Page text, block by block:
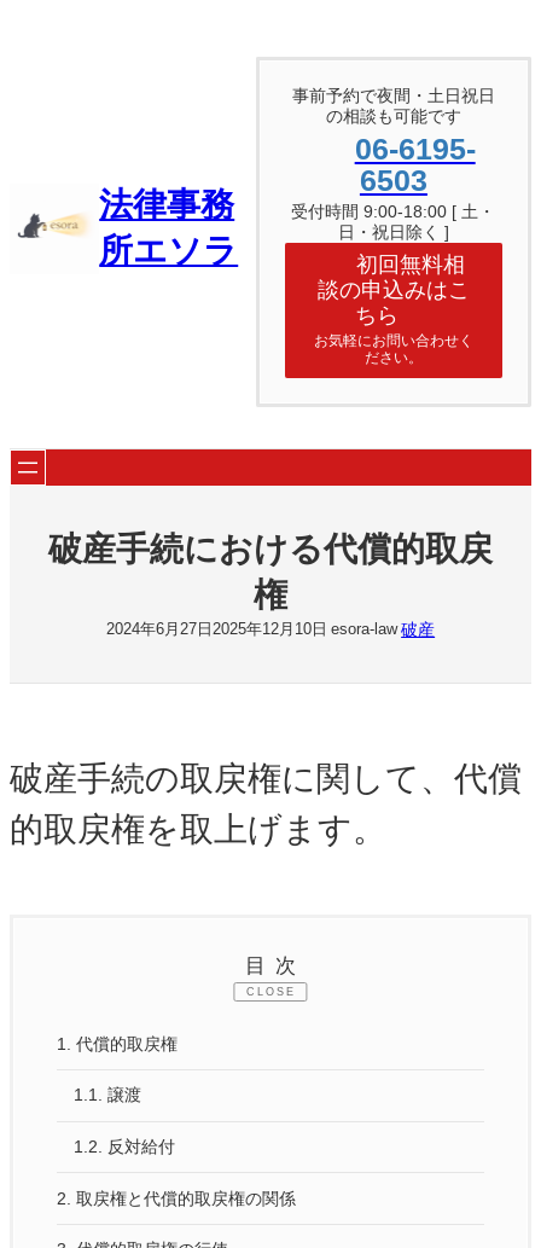
法律事務
所エソラ
事前予約で夜間・土日祝日
の相談も可能です
06-6195-
6503
受付時間 9:00-18:00 [ 土・
日・祝日除く ]
初回無料相
談の申込みはこ
ちら
お気軽にお問い合わせく
ださい。
破産手続における代償的取戻
権
2024年6月27日 2025年12月10日 esora-law 破産
破産手続の取戻権に関して、代償
的取戻権を取上げます。
目次
CLOSE
1. 代償的取戻権
1.1. 譲渡
1.2. 反対給付
2. 取戻権と代償的取戻権の関係